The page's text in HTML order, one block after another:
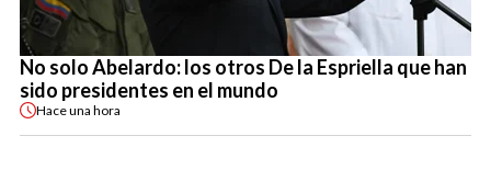
No solo Abelardo: los otros De la Espriella que han
sido presidentes en el mundo
Haceuna hora